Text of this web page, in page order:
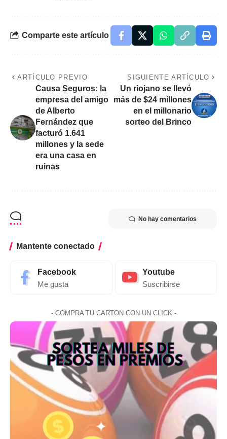
Comparte este artículo
ARTÍCULO PREVIO
Causa Seguros: la
empresa del amigo
de Alberto
Fernández que
facturó 1.641
millones y la sede
era una casa en
ruinas
SIGUIENTE ARTÍCULO
Un riojano se llevó
más de $24 millones
en el millonario
sorteo del Brinco
No hay comentarios
Mantente conectado
Facebook
Me gusta
Youtube
Suscribirse
- COMPRA TU CARTON CON UN CLICK -